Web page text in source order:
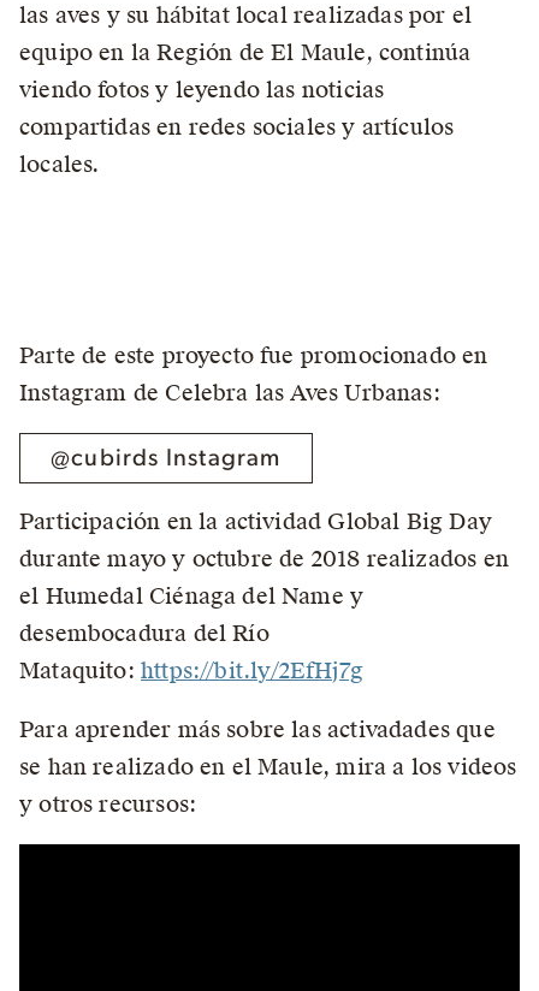
las aves y su hábitat local realizadas por el
equipo en la Región de El Maule, continúa
viendo fotos y leyendo las noticias
compartidas en redes sociales y artículos
locales.
Parte de este proyecto fue promocionado en
Instagram de Celebra las Aves Urbanas:
@cubirds Instagram
Participación en la actividad Global Big Day
durante mayo y octubre de 2018 realizados en
el Humedal Ciénaga del Name y
desembocadura del Río
Mataquito: https://bit.ly/2EfHj7g
Para aprender más sobre las activadades que
se han realizado en el Maule, mira a los videos
y otros recursos: